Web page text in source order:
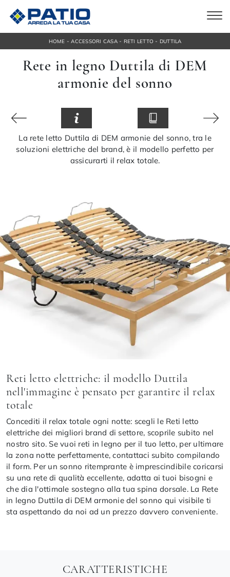
HOME -ACCESSORI CASA- RETI LETTO - DUTTILA
Rete in legno Duttila di DEM
armonie del sonno
La rete letto Duttila di DEM armonie del sonno, tra le
soluzioni elettriche del brand, è il modello perfetto per
assicurarti il relax totale.
Reti letto elettriche: il modello Duttila
nell'immagine è pensato per garantire il relax
totale
Concediti il relax totale ogni notte: scegli le Reti letto
elettriche dei migliori brand di settore, scoprile subito nel
nostro sito. Se vuoi reti in legno per il tuo letto, per ultimare
la zona notte perfettamente, contattaci subito compilando
il form. Per un sonno ritemprante è imprescindibile coricarsi
su una rete di qualità eccellente, adatta ai tuoi bisogni e
che dia l'ottimale sostegno alla tua spina dorsale. La Rete
in legno Duttila di DEM armonie del sonno qui visibile ti
sta aspettando da noi ad un prezzo davvero conveniente.
CARATTERISTICHE